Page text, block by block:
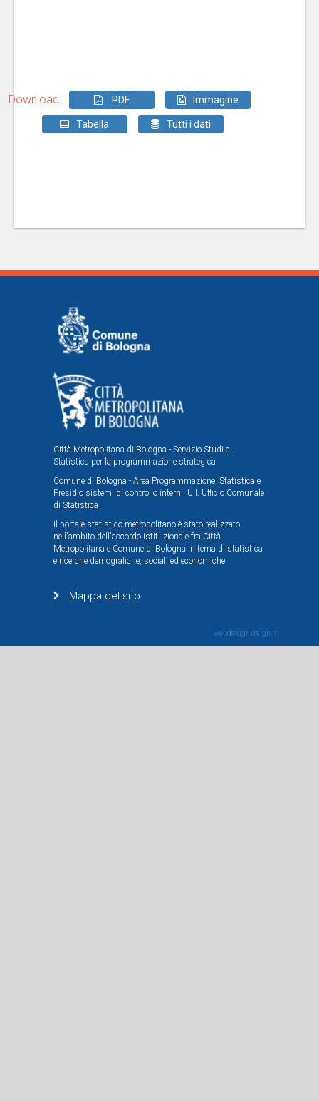
Download: PDF Immagine
Tabella Tutti i dati
Città Metropolitana di Bologna - Servizio Studi e
Statistica per la programmazione strategica
Comune di Bologna - Area Programmazione, Statistica e
Presidio sistemi di controllo interni, U.I. Ufficio Comunale
di Statistica
Il portale statistico metropolitano è stato realizzato
nell'ambito dell'accordo istituzionale fra Città
Metropolitana e Comune di Bologna in tema di statistica
e ricerche demografiche, sociali ed economiche.
Mappa del sito
webdesign dsign.it